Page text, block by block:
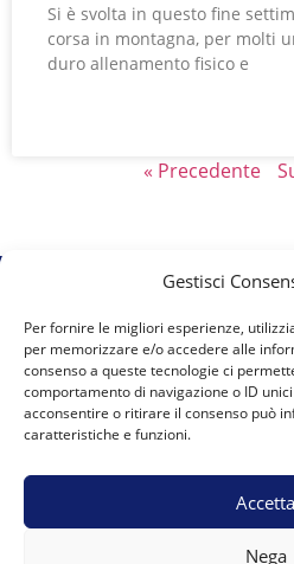
Gestisci
Per fornire le migliori esperienze,
per memorizzare e/o accedere alle
consenso a queste tecnologie ci
comportamento di navigazione o ID
acconsentire o ritirare il consenso può
caratteristiche e funzioni.
Accetta
Nega
Si è svolta in questo fine
corsa in montagna, per molti
duro allenamento fisico e
« Precedente
A.S.D. Team
Vicolo del Moro 6 12084
E-mail: